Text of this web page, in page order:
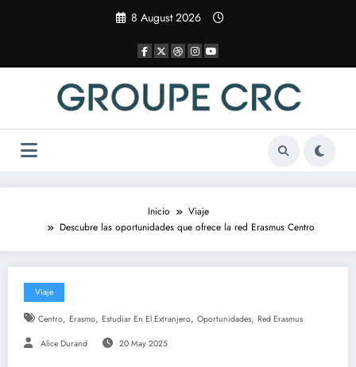
8 August 2026
Inicio
Viaje
Descubre las oportunidades que ofrece la red Erasmus Centro
Viaje
Centro, Erasmo, Estudiar En El Extranjero, Oportunidades, Red Erasmus
Alice Durand 20 May 2025